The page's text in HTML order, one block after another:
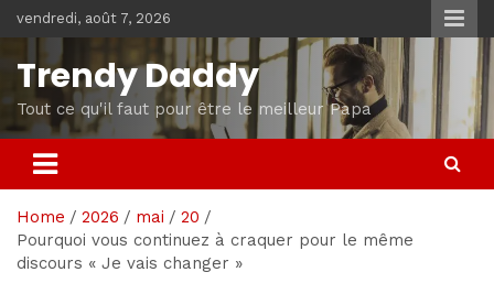
to
content
vendredi, août 7, 2026
Trendy Daddy
Tout ce qu'il faut pour être le meilleur Papa
Home 2026 mai
20
Pourquoi vous continuez à craquer pour le même
discours « Je vais changer »